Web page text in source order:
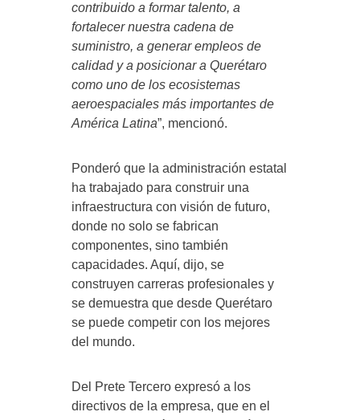
contribuido a formar talento, a
fortalecer nuestra cadena de
suministro, a generar empleos de
calidad y a posicionar a Querétaro
como uno de los ecosistemas
aeroespaciales más importantes de
América Latina”, mencionó.
Ponderó que la administración estatal
ha trabajado para construir una
infraestructura con visión de futuro,
donde no solo se fabrican
componentes, sino también
capacidades. Aquí, dijo, se
construyen carreras profesionales y
se demuestra que desde Querétaro
se puede competir con los mejores
del mundo.
Del Prete Tercero expresó a los
directivos de la empresa, que en el